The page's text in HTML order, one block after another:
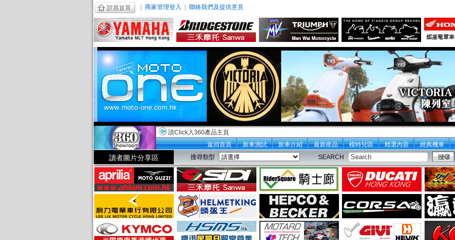
商家管理登入 聯絡我們及提供意見
請Click入360產品主頁
返回首頁
新車測試 新車介紹 最新産品 模特兒區 精選內容 經典機車
讀者圖片分享區 搜尋類型 SEARCH